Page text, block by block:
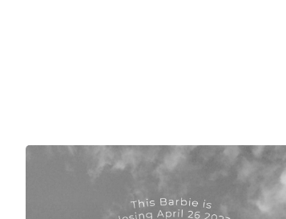
Posted by